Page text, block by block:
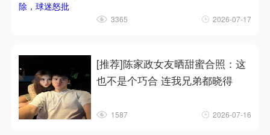
3365 2026-07-17
[推荐]陈家政女友晒甜蜜合照：这
也不是个巧合 连我兄弟都晓得
1587 2026-07-16